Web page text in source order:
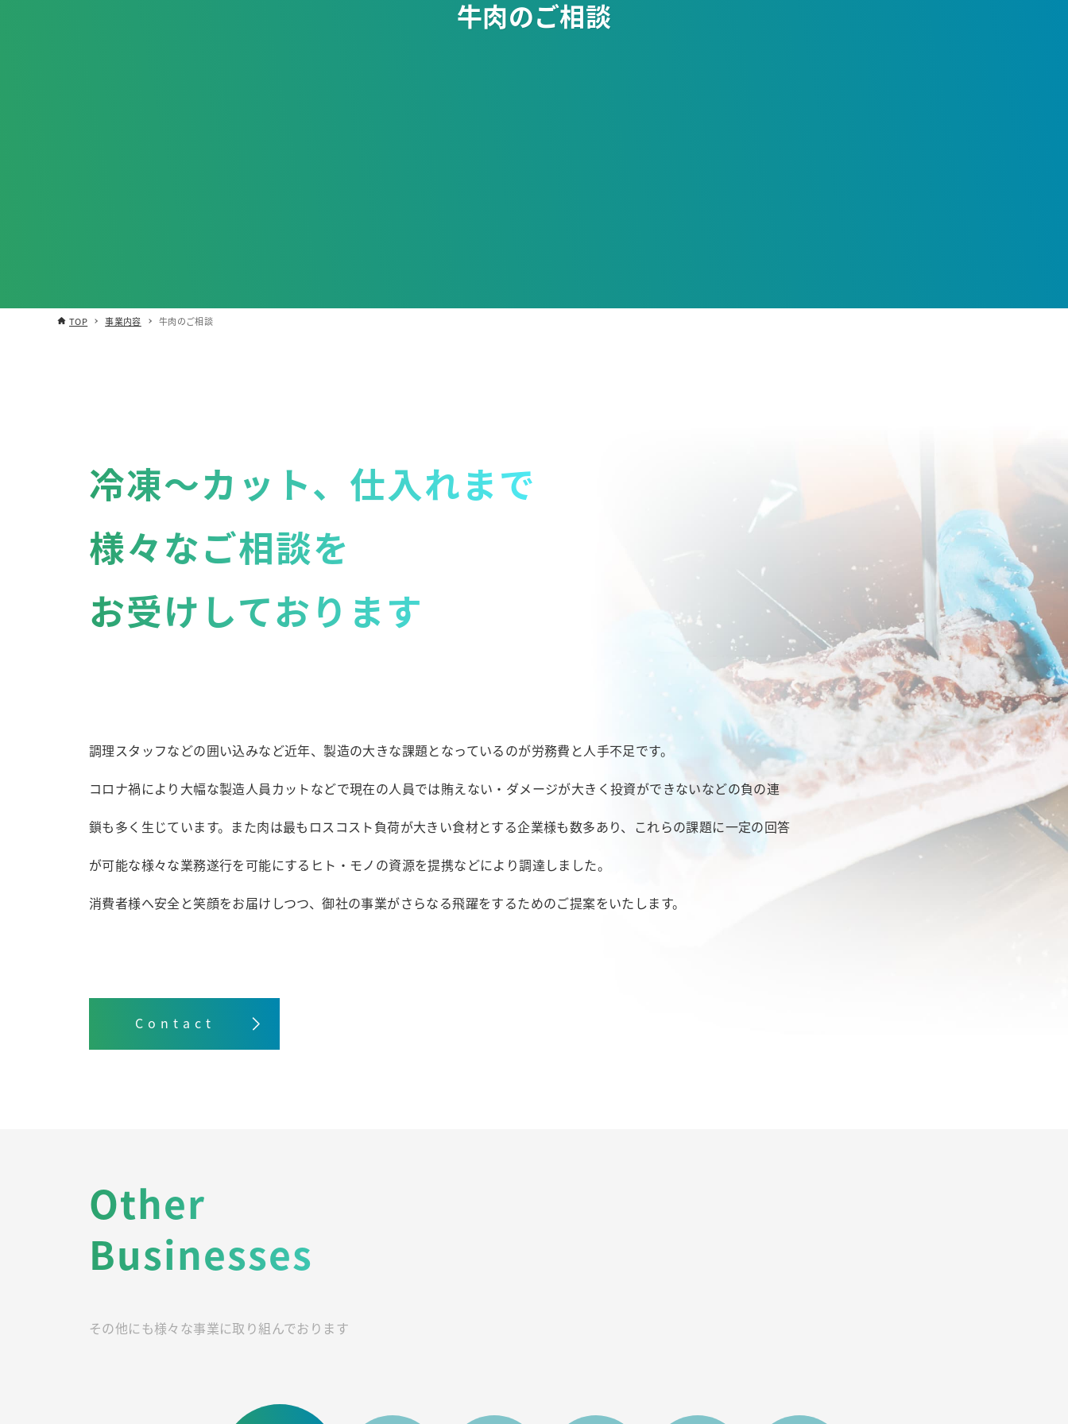
牛肉のご相談
TOP 事業内容 牛肉のご相談
冷凍～カット、 仕入れまで
様々なご相談を
お受けしております
調理スタッフなどの囲い込みなど近年、製造の大きな課題となっているのが労務費と人手不足です。
コロナ禍により大幅な製造人員カットなどで現在の人員では賄えない・ダメージが大きく投資ができないなどの負の連
鎖も多く生じています。また肉は最もロスコスト負荷が大きい食材とする企業様も数多あり、これらの課題に一定の回答
が可能な様々な業務遂行を可能にするヒト・モノの資源を提携などにより調達しました。
消費者様へ安全と笑顔をお届けしつつ、御社の事業がさらなる飛躍をするためのご提案をいたします。
Contact
Other
Businesses
その他にも様々な事業に取り組んでおります